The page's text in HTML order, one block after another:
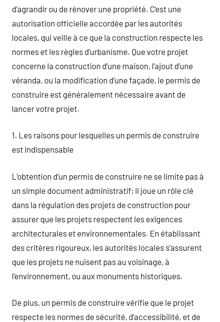
d’agrandir ou de rénover une propriété. C’est une
autorisation officielle accordée par les autorités
locales, qui veille à ce que la construction respecte les
normes et les règles d’urbanisme. Que votre projet
concerne la construction d’une maison, l’ajout d’une
véranda, ou la modification d’une façade, le permis de
construire est généralement nécessaire avant de
lancer votre projet.
1. Les raisons pour lesquelles un permis de construire
est indispensable
L’obtention d’un permis de construire ne se limite pas à
un simple document administratif; il joue un rôle clé
dans la régulation des projets de construction pour
assurer que les projets respectent les exigences
architecturales et environnementales. En établissant
des critères rigoureux, les autorités locales s’assurent
que les projets ne nuisent pas au voisinage, à
l’environnement, ou aux monuments historiques.
De plus, un permis de construire vérifie que le projet
respecte les normes de sécurité, d’accessibilité, et de